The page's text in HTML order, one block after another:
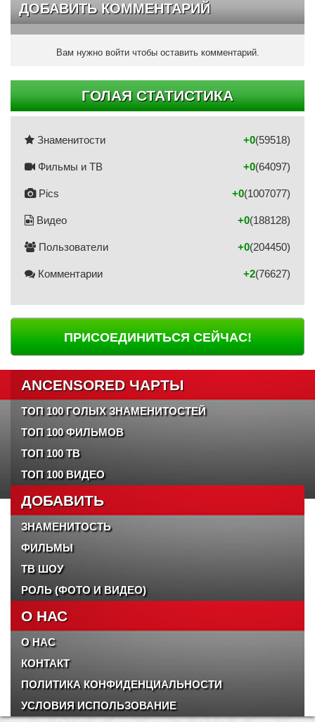
ДОБАВИТЬ КОММЕНТАРИЙ
Вам нужно войти чтобы оставить комментарий.
ГОЛАЯ СТАТИСТИКА
Знаменитости (59518)
+0
Фильмы и ТВ (64097)
+0
Pics (1007077)
+0
Видео (188128)
+0
Пользователи (204450)
+0
Комментарии (76627)
+2
ПРИСОЕДИНИТЬСЯ СЕЙЧАС!
ANCENSORED ЧАРТЫ
ТОП 100 ГОЛЫХ ЗНАМЕНИТОСТЕЙ
ТОП 100 ФИЛЬМОВ
ТОП 100 ТВ
ТОП 100 ВИДЕО
ДОБАВИТЬ
ЗНАМЕНИТОСТЬ
ФИЛЬМЫ
ТВ ШОУ
РОЛЬ (ФОТО И ВИДЕО)
О НАС
О НАС
КОНТАКТ
ПОЛИТИКА КОНФИДЕНЦИАЛЬНОСТИ
УСЛОВИЯ ИСПОЛЬЗОВАНИЕ